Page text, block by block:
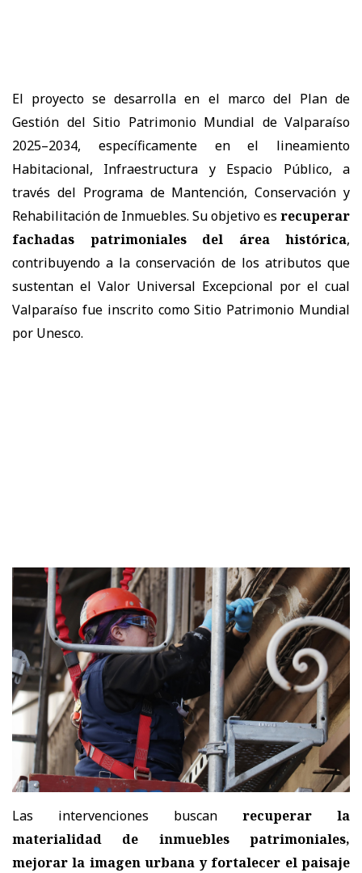
El proyecto se desarrolla en el marco del Plan de
Gestión del Sitio Patrimonio Mundial de Valparaíso
2025–2034, específicamente en el lineamiento
Habitacional, Infraestructura y Espacio Público, a
través del Programa de Mantención, Conservación y
Rehabilitación de Inmuebles. Su objetivo es recuperar
fachadas patrimoniales del área histórica,
contribuyendo a la conservación de los atributos que
sustentan el Valor Universal Excepcional por el cual
Valparaíso fue inscrito como Sitio Patrimonio Mundial
por Unesco.
Las intervenciones buscan recuperar la
materialidad de inmuebles patrimoniales,
mejorar la imagen urbana y fortalecer el paisaje